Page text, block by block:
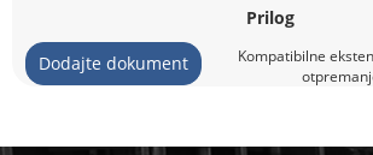
Prilog
Dodajte dokument
Kompatibilne